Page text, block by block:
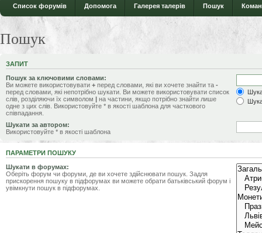
Список форумів Допомога Галерея талерів Пошук
Пошук
ЗАПИТ
Пошук за ключовими словами:
Ви можете використовувати + перед словами, які ви хочете знайти та -
перед словами, які непотрібно шукати. Ви можете використовувати список
слів, розділяючи їх символом | на частини, якщо потрібно знайти лише
одне з цих слів. Використовуйте * в якості шаблона для часткового
співпадання.
Шукати за автором:
Використовуйте * в якості шаблона
ПАРАМЕТРИ ПОШУКУ
Шукати в форумах:
Оберіть форум чи форуми, де ви хочете здійснювати пошук. Задля
прискорення пошуку в підфорумах ви можете обрати батьківський форум і
увімкнути пошук в підфорумах.